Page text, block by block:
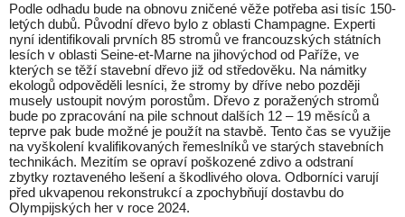
Podle odhadu bude na obnovu zničené věže potřeba asi tisíc 150-
letých dubů. Původní dřevo bylo z oblasti Champagne. Experti
nyní identifikovali prvních 85 stromů ve francouzských státních
lesích v oblasti Seine-et-Marne na jihovýchod od Paříže, ve
kterých se těží stavební dřevo již od středověku. Na námitky
ekologů odpověděli lesníci, že stromy by dříve nebo později
musely ustoupit novým porostům. Dřevo z poražených stromů
bude po zpracování na pile schnout dalších 12 – 19 měsíců a
teprve pak bude možné je použít na stavbě. Tento čas se využije
na vyškolení kvalifikovaných řemeslníků ve starých stavebních
technikách. Mezitím se opraví poškozené zdivo a odstraní
zbytky roztaveného lešení a škodlivého olova. Odborníci varují
před ukvapenou rekonstrukcí a zpochybňují dostavbu do
Olympijských her v roce 2024.